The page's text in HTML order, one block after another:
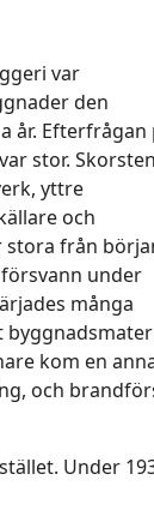
var
den
år. Efterfrågan
stor.
yttre
och
från
under
många
kom en
och
Under